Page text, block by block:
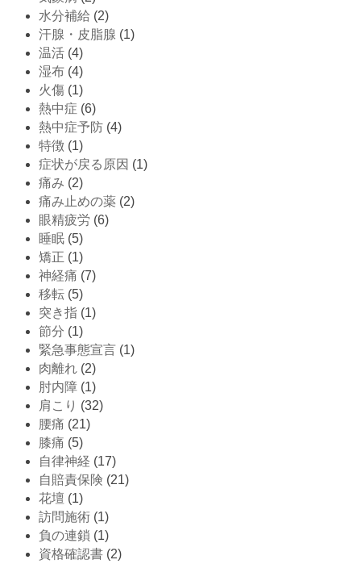
水分補給 (2)
汗腺・皮脂腺 (1)
温活 (4)
湿布 (4)
火傷 (1)
熱中症 (6)
熱中症予防 (4)
特徴 (1)
症状が戻る原因 (1)
痛み (2)
痛み止めの薬 (2)
眼精疲労 (6)
睡眠 (5)
矯正 (1)
神経痛 (7)
移転 (5)
突き指 (1)
節分 (1)
緊急事態宣言 (1)
肉離れ (2)
肘内障 (1)
肩こり (32)
腰痛 (21)
膝痛 (5)
自律神経 (17)
自賠責保険 (21)
花壇 (1)
訪問施術 (1)
負の連鎖 (1)
資格確認書 (2)